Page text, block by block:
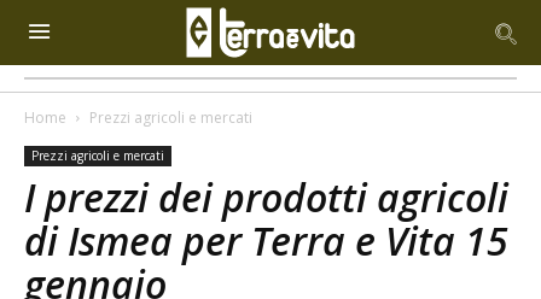
Home Prezzi agricoli e mercati
Prezzi agricoli e mercati
I prezzi dei prodotti agricoli
di Ismea per Terra e Vita 15
gennaio